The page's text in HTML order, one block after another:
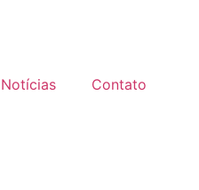
Notícias Contato